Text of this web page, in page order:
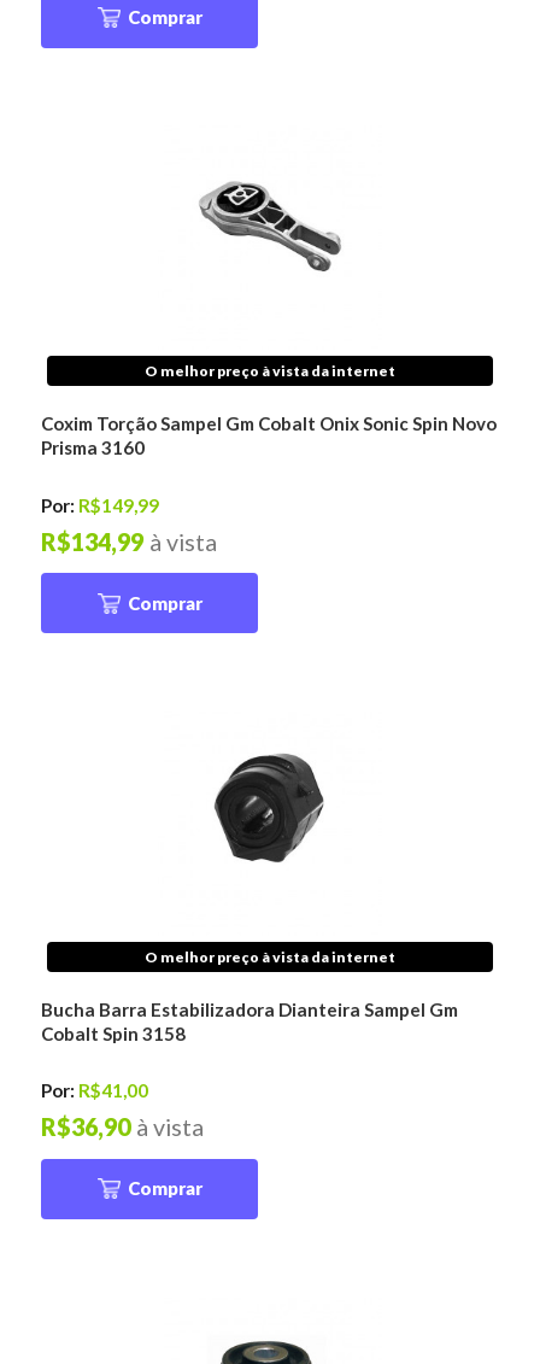
Comprar
O melhor preço à vista da internet
Coxim Torção Sampel Gm Cobalt Onix Sonic Spin Novo
Prisma 3160
Por: R$149,99
à vista
R$134,99
Comprar
O melhor preço à vista da internet
Bucha Barra Estabilizadora Dianteira Sampel Gm
Cobalt Spin 3158
Por: R$41,00
à vista
R$36,90
Comprar